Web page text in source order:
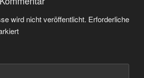
wird nicht veröffentlicht. Erforderliche